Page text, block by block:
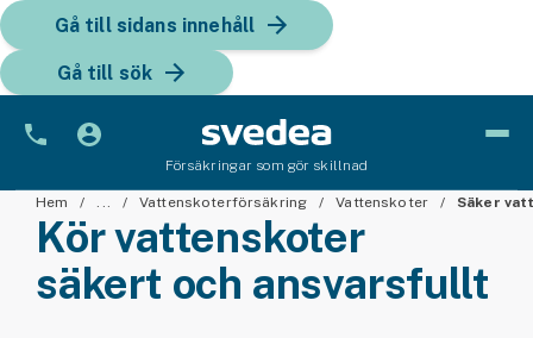
Gå till sidans innehåll
Gå till sök
Försäkringar som gör skillnad
Bil
Hem ... Vattenskoterförsäkring Vattenskoter Säker
Kör vattenskoter
säkert och ansvarsfullt